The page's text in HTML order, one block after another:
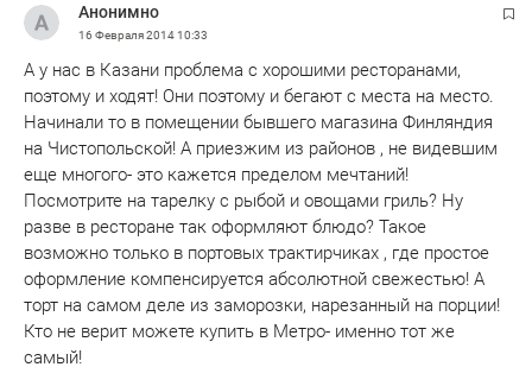
Анонимно
16 Февраля 201410:33
А у нас в Казани проблема с хорошими ресторанами,
поэтому и ходят! Они поэтому и бегают с места на место.
Начинали то в помещении бывшего магазина Финляндия
на Чистопольской! А приезжим из районов , не видевшим
еще многого- это кажется пределом мечтаний!
Посмотрите на тарелку с рыбой и овощами гриль? Ну
разве в ресторане так оформляют блюдо? Такое
возможно только в портовых трактирчиках , где простое
оформление компенсируется абсолютной свежестью! А
торт на самом деле из заморозки, нарезанный на порции!
Кто не верит можете купить в Метро- именно тот же
самый!